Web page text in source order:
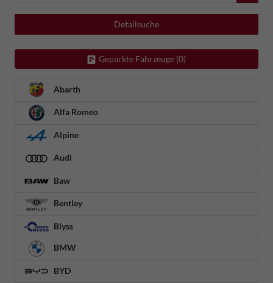
Detailsuche
Geparkte Fahrzeuge (0)
Abarth
Alfa Romeo
Alpine
Audi
Baw
Bentley
Blyss
BMW
BYD